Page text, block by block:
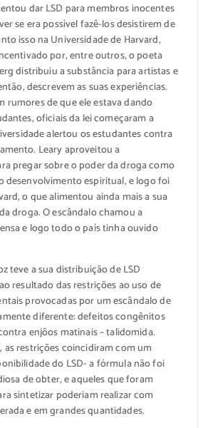
dar LSD para membros inocentes
se era possível fazê-los desistirem de
isso na Universidade de Harvard,
por, entre outros, o poeta
distribuiu a substância para artistas e
descrevem as suas experiências.
rumores de que ele estava dando
oficiais da lei começaram a
alertou os estudantes contra
Leary aproveitou a
pregar sobre o poder da droga como
desenvolvimento espiritual, e logo foi
o que alimentou ainda mais a sua
droga. O escândalo chamou a
e logo todo o país tinha ouvido
teve a sua distribuição de LSD
resultado das restrições ao uso de
provocadas por um escândalo de
diferente: defeitos congênitos
enjôos matinais – talidomida.
as restrições coincidiram com um
do LSD- a fórmula não foi
de obter, e aqueles que foram
sintetizar poderiam realizar com
e em grandes quantidades.